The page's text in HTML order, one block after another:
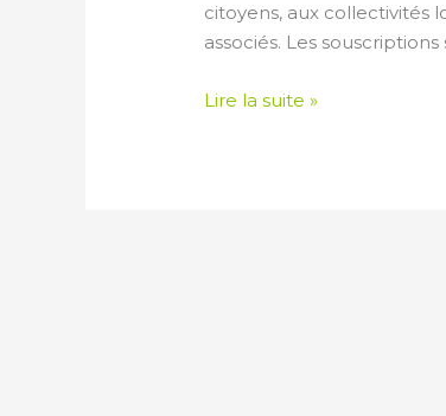
citoyens, aux collectivités
associés. Les
Lire la suite »